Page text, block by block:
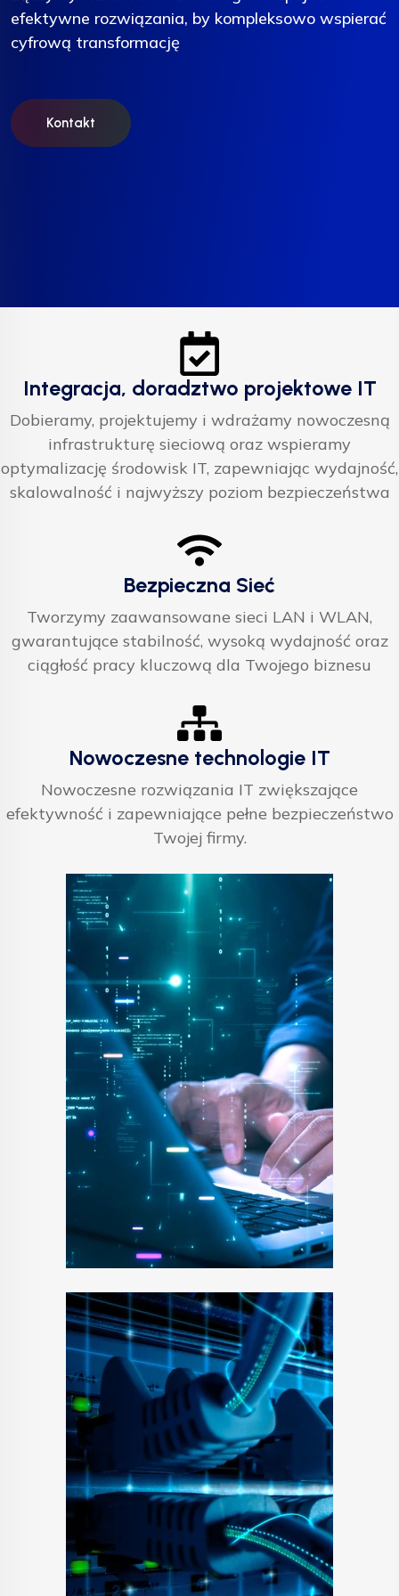
efektywne rozwiązania, by kompleksowo wspierać
cyfrową transformację
Kontakt
efektywne rozwiązania, by kompleksowo wspierać
cyfrową transformację
Kontakt
efektywne rozwiązania, by kompleksowo wspierać
cyfrową transformację
Kontakt
Integracja, doradztwo projektowe IT
Dobieramy, projektujemy i wdrażamy nowoczesną
infrastrukturę sieciową oraz wspieramy
optymalizację środowisk IT, zapewniając wydajność,
skalowalność i najwyższy poziom bezpieczeństwa
Bezpieczna Sieć
Tworzymy zaawansowane sieci LAN i WLAN,
gwarantujące stabilność, wysoką wydajność oraz
ciągłość pracy kluczową dla Twojego biznesu
Nowoczesne technologie IT
Nowoczesne rozwiązania IT zwiększające
efektywność i zapewniające pełne bezpieczeństwo
Twojej firmy.